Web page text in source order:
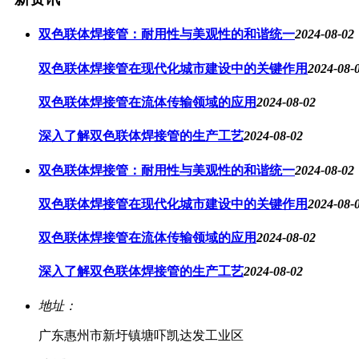
双色联体焊接管：耐用性与美观性的和谐统一2024-08-02
双色联体焊接管在现代化城市建设中的关键作用2024-08-
双色联体焊接管在流体传输领域的应用2024-08-02
深入了解双色联体焊接管的生产工艺2024-08-02
双色联体焊接管：耐用性与美观性的和谐统一2024-08-02
双色联体焊接管在现代化城市建设中的关键作用2024-08-
双色联体焊接管在流体传输领域的应用2024-08-02
深入了解双色联体焊接管的生产工艺2024-08-02
地址：
广东惠州市新圩镇塘吓凯达发工业区